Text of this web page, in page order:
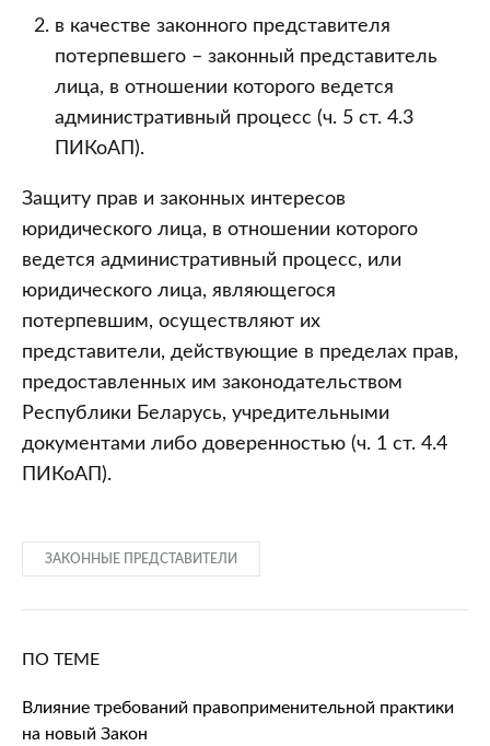
в качестве законного представителя
потерпевшего – законный представитель
лица, в отношении которого ведется
административный процесс (ч. 5 ст. 4.3
ПИКоАП).
Защиту прав и законных интересов
юридического лица, в отношении которого
ведется административный процесс, или
юридического лица, являющегося
потерпевшим, осуществляют их
представители, действующие в пределах прав,
предоставленных им законодательством
Республики Беларусь, учредительными
документами либо доверенностью (ч. 1 ст. 4.4
ПИКоАП).
ЗАКОННЫЕ ПРЕДСТАВИТЕЛИ
ПО ТЕМЕ
Влияние требований правоприменительной практики
на новый Закон